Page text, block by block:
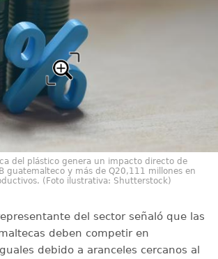
del plástico genera un impacto directo de
guatemalteco y más de Q20,111 millones en
(Foto ilustrativa: Shutterstock)
del sector señaló que las
deben competir en
debido a aranceles cercanos al